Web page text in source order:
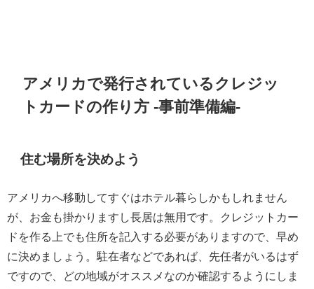
アメリカで発行されているクレジッ
トカードの作り方 -事前準備編-
住む場所を決めよう
アメリカへ移動してすぐはホテル暮らしかもしれません
が、お金も掛かりますし長居は無用です。クレジットカー
ドを作る上でも住所を記入する必要がありますので、早め
に決めましょう。駐在者などであれば、先任者がいるはず
ですので、どの地域がオススメなのか確認するようにしま